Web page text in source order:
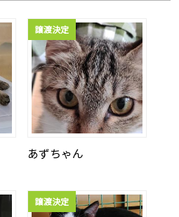
譲渡決定
あずちゃん
譲渡決定